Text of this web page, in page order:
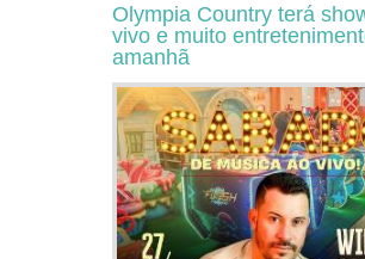
Olympia Country terá
vivo e muito
amanhã